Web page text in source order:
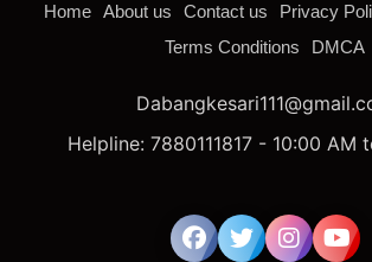
Home About us Contact us Privacy
Terms Conditions
DMCA
Helpline: 7880111817 - 10:00 AM